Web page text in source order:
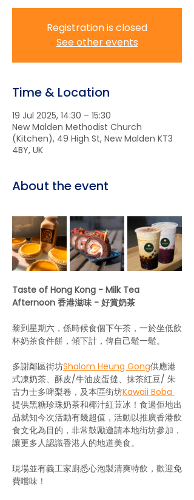
Registration is closed
See other events
Time & Location
19 Jul 2025, 14:30 – 15:30
New Malden Methodist Church
(Kitchen), 49 High St, New Malden KT3
4BY, UK
About the event
Taste of Hong Kong - Milk Tea
Afternoon 香港滋味 - 好賞奶茶
黎到星期六，係時候食個下午茶，一於坐低飲
杯奶茶食件餅，傾下計，俾自己鬆一鬆。
多謝鄰區街坊Shalom Heung Gong供應港
式凍奶茶、酥皮/牛油皮蛋撻、抹茶紅豆/ 朱
古力士多啤梨卷，及本區街坊Kawaii Boba
提供黑糖珍珠奶茶和椰汁紅荳冰！食過佢地出
品就知今次活動有幾超值，活動以推廣香港飲
食文化為目的，非常鼓勵邀請本地街坊參加，
讓更多人認識香港人的地道美食。
現場並有義工家廚悉心泡製清爽特飲，歡迎免
費嚐味！